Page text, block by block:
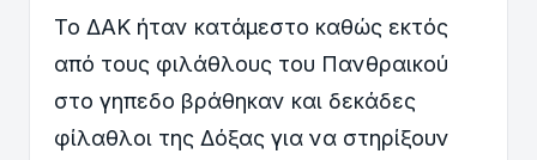
Το ΔΑΚ ήταν κατάμεστο καθώς εκτός
από τους φιλάθλους του Πανθραικού
στο γηπεδο βράθηκαν και δεκάδες
φίλαθλοι της Δόξας για να στηρίξουν